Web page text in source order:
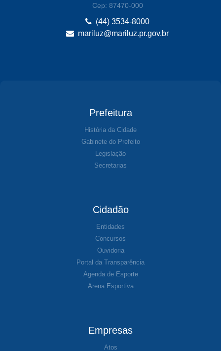
Cep: 87470-000
(44) 3534-8000
mariluz@mariluz.pr.gov.br
Prefeitura
História da Cidade
Gabinete do Prefeito
Legislação
Secretarias
Cidadão
Entidades
Concursos
Ouvidoria
Portal da Transparência
Agenda de Esporte
Arena Esportiva
Empresas
Atos